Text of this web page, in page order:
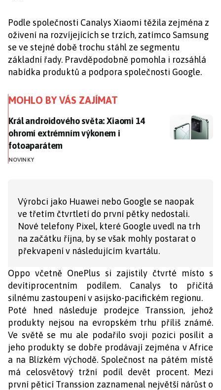
Podle společnosti Canalys Xiaomi těžila zejména z
oživení na rozvíjejících se trzích, zatímco Samsung
se ve stejné době trochu stáhl ze segmentu
základní řady. Pravděpodobně pomohla i rozsáhlá
nabídka produktů a podpora společnosti Google.
MOHLO BY VÁS ZAJÍMAT
Král androidového světa: Xiaomi 14 ohromí
Král androidového světa: Xiaomi 14
ohromí extrémním výkonem i
fotoaparátem
NOVINKY
Výrobci jako Huawei nebo Google se naopak
ve třetím čtvrtletí do první pětky nedostali.
Nové telefony Pixel, které Google uvedl na trh
na začátku října, by se však mohly postarat o
překvapení v následujícím kvartálu.
Oppo včetně OnePlus si zajistily čtvrté místo s
devítiprocentním podílem. Canalys to přičítá
silnému zastoupení v asijsko-pacifickém regionu.
Poté hned následuje prodejce Transsion, jehož
produkty nejsou na evropském trhu příliš známé.
Ve světě se mu ale podařilo svoji pozici posílit a
jeho produkty se dobře prodávají zejména v Africe
a na Blízkém východě. Společnost na pátém místě
má celosvětový tržní podíl devět procent. Mezi
první pěticí Transsion zaznamenal největší nárůst o